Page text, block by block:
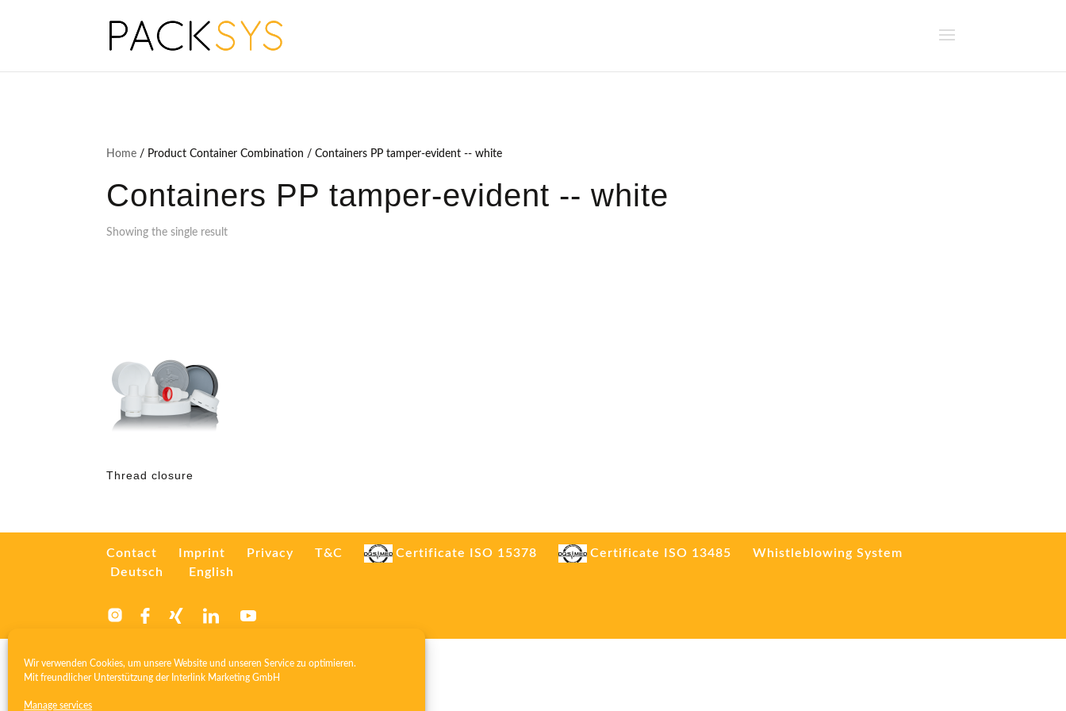
Wir verwenden Cookies, um unsere Website und unseren Service zu optimieren.
Mit freundlicher Unterstützung der Interlink Marketing GmbH
Manage services
Home / Product Container Combination / Containers PP tamper-evident -- white
Containers PP tamper-evident -- white
Showing the single result
Thread closure
Contact Imprint Privacy T&C Certificate ISO 15378 Certificate ISO 13485
Whistleblowing System
Deutsch
English